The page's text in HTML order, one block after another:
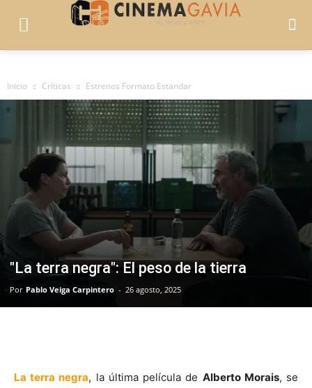
Inicio Críticas Estrenos Formato Estandar
"La terra negra": El peso de la tierra
Por Pablo Veiga Carpintero - 26 agosto, 2025
La terra negra, la última película de Alberto Morais, se